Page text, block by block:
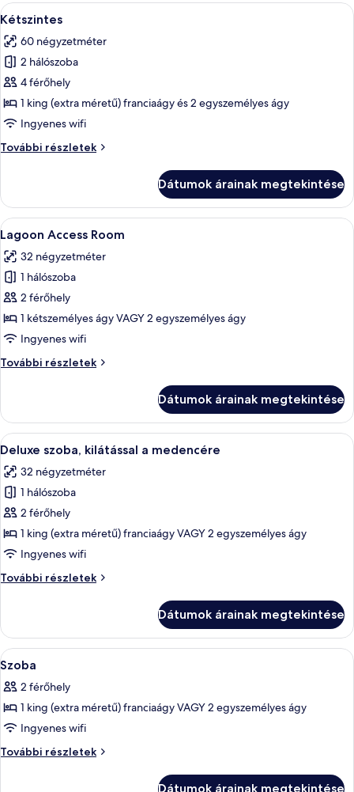
A
következő
szoba
összes
képének
megtekintése:
Kétszintes
Egy szállodai szoba, amelyben egy
11
Kétszintes
60 négyzetméter
2 hálószoba
4 férőhely
1 king (extra méretű) franciaágy és 2 egyszemélyes ágy
Ingyenes wifi
További részletek
Kétszintes
Dátumok árainak megtekintése
A
következő
szoba
összes
képének
megtekintése:
Lagoon
Room
Egy modern szállodai szoba,
10
Lagoon Access Room
32 négyzetméter
1 hálószoba
2 férőhely
1 kétszemélyes ágy VAGY 2 egyszemélyes ágy
Ingyenes wifi
További részletek
Lagoon
részletei
Dátumok árainak megtekintése
A
következő
szoba
összes
képének
megtekintése:
Deluxe
kilátással
Egy szállodai szoba, amelyben egy
10
Deluxe szoba, kilátással a medencére
32 négyzetméter
1 hálószoba
2 férőhely
1 king (extra méretű) franciaágy VAGY 2 egyszemélyes ágy
Ingyenes wifi
További részletek
Deluxe
medencére
további
részletei
Dátumok árainak megtekintése
A
következő
szoba
összes
képének
megtekintése:
Széf a szobában, íróasztal és
7
Szoba
2 férőhely
1 king (extra méretű) franciaágy VAGY 2 egyszemélyes ágy
Ingyenes wifi
További részletek
Szoba
Dátumok árainak megtekintése